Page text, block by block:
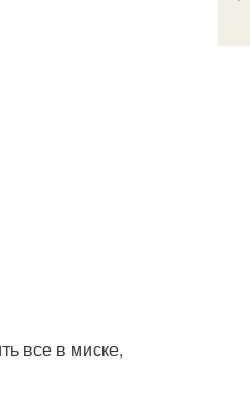
все в миске,